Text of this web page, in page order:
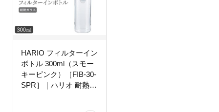
HARIO フィルターイン
ボトル 300ml（スモー
キーピンク）［FIB-30-
SPR］｜ハリオ 耐熱